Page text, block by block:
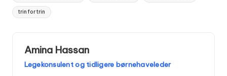
trin for trin
Amina Hassan
Legekonsulent og tidligere børnehaveleder